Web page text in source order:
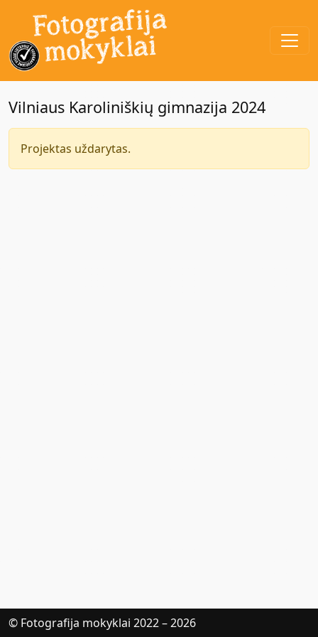
Vilniaus Karoliniškių gimnazija 2024
Projektas uždarytas.
© Fotografija mokyklai 2022 – 2026